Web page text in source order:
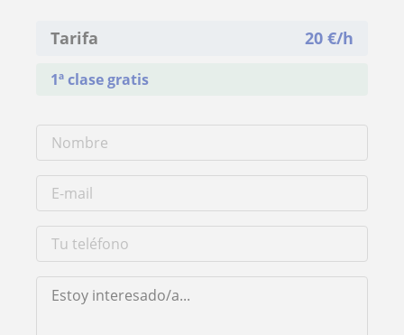
Tarifa 20 €/h
1ª clase gratis